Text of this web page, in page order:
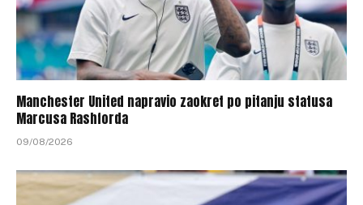
Manchester United napravio zaokret po pitanju statusa
Marcusa Rashforda
09/08/2026